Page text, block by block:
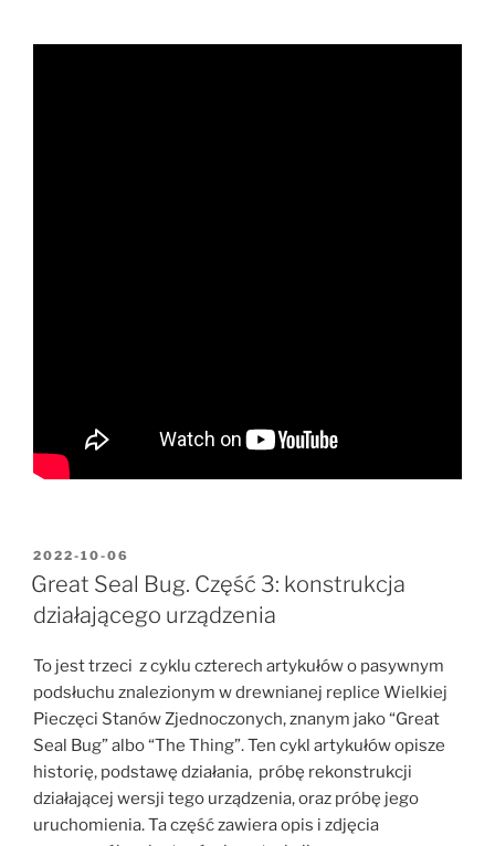
POSTED
ON
2022-10-06
Great Seal Bug. Część 3: konstrukcja
działającego urządzenia
To jest trzeci z cyklu czterech artykułów o pasywnym
podsłuchu znalezionym w drewnianej replice Wielkiej
Pieczęci Stanów Zjednoczonych, znanym jako “Great
Seal Bug” albo “The Thing”. Ten cykl artykułów opisze
historię, podstawę działania, próbę rekonstrukcji
działającej wersji tego urządzenia, oraz próbę jego
uruchomienia. Ta część zawiera opis i zdjęcia